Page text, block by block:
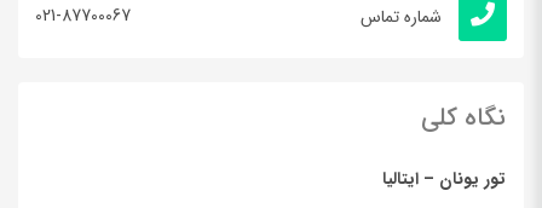
شماره تماس 021-87700067
نگاه کلی
تور یونان – ایتالیا